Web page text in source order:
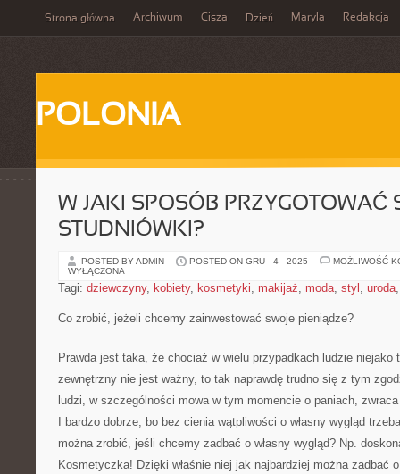
Strona główna Archiwum Cisza Dzień Maryla Redakcja
POLONIA
W JAKI SPOSÓB PRZYGOTOWAĆ
STUDNIÓWKI?
POSTED BY ADMIN POSTED ON GRU - 4 - 2025
MOŻLIWOŚĆ
WYŁĄCZONA
Tagi: dziewczyny, kobiety, kosmetyki, makijaż, moda, styl , uroda
Co zrobić, jeżeli chcemy zainwestować swoje pieniądze?
Prawda jest taka, że chociaż w wielu przypadkach ludzie niejako
zewnętrzny nie jest ważny, to tak naprawdę trudno się z tym
ludzi, w szczególności mowa w tym momencie o paniach,
I bardzo dobrze, bo bez cienia wątpliwości o własny wygląd
można zrobić, jeśli chcemy zadbać o własny wygląd? Np.
Kosmetyczka! Dzięki właśnie niej jak najbardziej można zadbać